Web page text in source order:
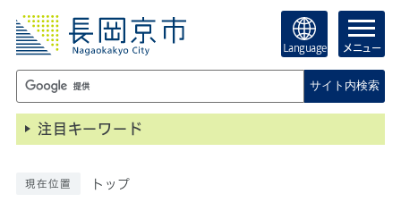
Language メニュー
サイト内検索
注目キーワード
現在位置 トップ